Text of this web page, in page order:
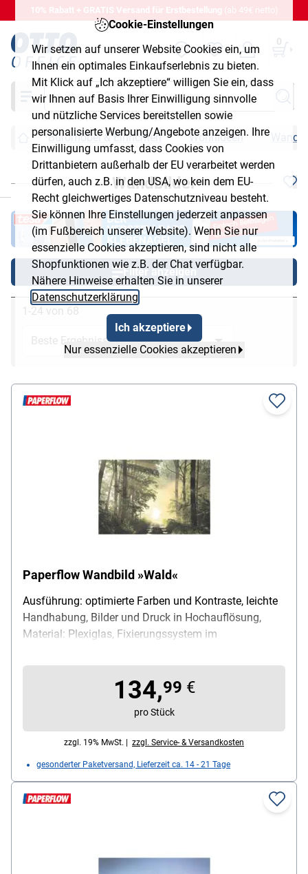
Cookie-Einstellungen
Wir setzen auf unserer Website Cookies ein, um
Ihnen ein optimales Einkaufserlebnis zu bieten.
Mit Klick auf „Ich akzeptiere“ willigen Sie ein, dass
wir Ihnen auf Basis Ihrer Einwilligung sinnvolle
und nützliche Services bereitstellen sowie
personalisierte Werbung/Angebote anzeigen. Ihre
Einwilligung umfasst, dass Cookies von
Drittanbietern außerhalb der EU verarbeitet werden
dürfen, auch z.B. in den USA, wo kein dem EU-
Recht gleichwertiges Datenschutzniveau besteht.
Sie können Ihre Einstellungen jederzeit anpassen
(im Fußbereich unserer Website). Wenn Sie nur
essenzielle Cookies akzeptieren, sind nicht alle
Shopfunktionen wie z.B. der Chat verfügbar.
Nähere Hinweise erhalten Sie in unserer
Datenschutzerklärung
Ich akzeptiere
Nur essenzielle Cookies akzeptieren
10% Rabatt + GRATIS Versand für Erstbestellung (ab 49€ netto)
0
Suche
Büromöbel & Einrichten Wohnideen
Wandbilder
Filter anzeigen
1-24 von 68
Paperflow Wandbild »Wald«
Ausführung: optimierte Farben und Kontraste, leichte
Handhabung, Bilder und Druck in Hochauflösung,
Material: Plexiglas, Fixierungssystem im
134,99 €
pro Stück
zzgl. 19% MwSt. | zzgl. Service- & Versandkosten
gesonderter Paketversand, Lieferzeit ca. 14 - 21 Tage